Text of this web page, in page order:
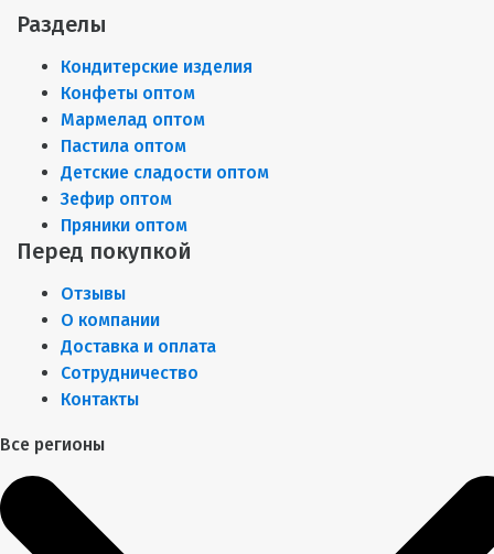
Разделы
Кондитерские изделия
Конфеты оптом
Мармелад оптом
Пастила оптом
Детские сладости оптом
Зефир оптом
Пряники оптом
Перед покупкой
Отзывы
О компании
Доставка и оплата
Сотрудничество
Контакты
Все регионы